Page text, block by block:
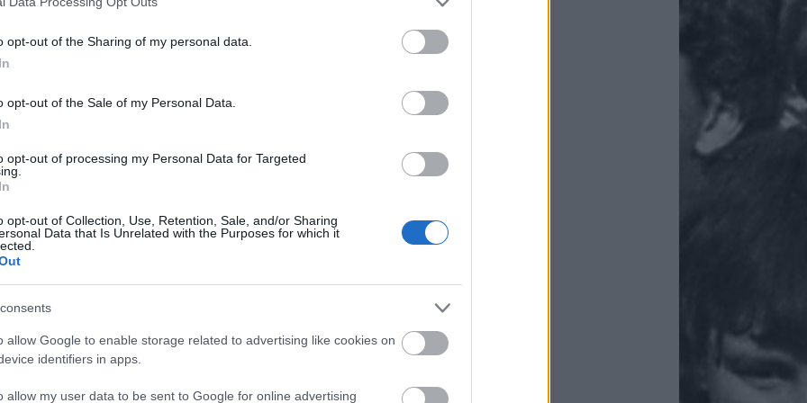
opt-out of the Sharing of my personal data.
opt-out of the Sale of my Personal Data.
opt-out of processing my Personal Data for Targeted
opt-out of Collection, Use, Retention, Sale, and/or Sharing
Data that Is Unrelated with the Purposes for which it
allow Google to enable storage related to advertising like cookies on
identifiers in apps.
allow my user data to be sent to Google for online advertising
hogy még a turné alatt megállapodás szülessen a
egy újabb angol nyelvű lemezt készíthetnek, és
vár rájuk. Ezek a hónapok a munka lázában teltek az
írtak újabb dalokat, és az itthoni, augusztusi pihenő
(
Roller , SLPX 17490).
lemez felvételeivel, beütött a krach. Kiderült, hogy
„eredményeképpen” valamelyik illetékes
és komoly összegre rúgó gázsijukat (az ottani
tartotta kezében a koncertek ügyeit is). Sajnos, a
voltak abban a helyzetben a hetvenes évek
és az itthonról engedélyezett kinti idejük is
hiszen a további együttműködésnek nem volt
szüntette meg a kizárólagos szerződésüket, azaz
nem szerződhettek). Mindennek tetejében a
kint maradást választotta a hazatérés helyett, akkori
lemez és Barta nélkül, vert csapatként tértek haza. A
című lemez forgalmazását leállították.
Archívum
2026 július(
2026 június
2026 április
2026 március
2026 január
2025 december
2025 szeptember
2025 augusztus
Állandó oldalak
Beatkorszak-podcast –
rocktörténet hangosan